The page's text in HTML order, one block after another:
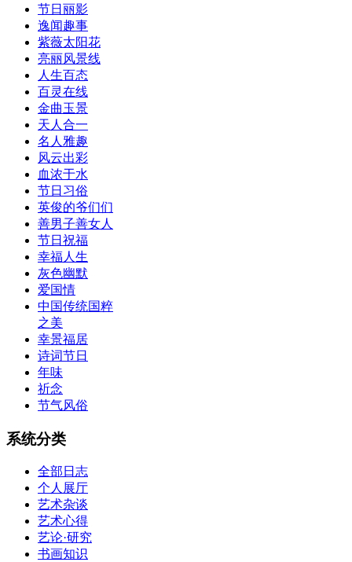
节日丽影
逸闻趣事
紫薇太阳花
亮丽风景线
人生百态
百灵在线
金曲玉景
天人合一
名人雅趣
风云出彩
血浓于水
节日习俗
英俊的爷们们
善男子善女人
节日祝福
幸福人生
灰色幽默
爱国情
中国传统国粹
之美
幸景福居
诗词节日
年味
祈念
节气风俗
系统分类
全部日志
个人展厅
艺术杂谈
艺术心得
艺论·研究
书画知识